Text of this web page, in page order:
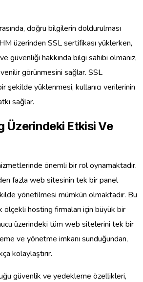
doğru bilgilerin doldurulması
üzerinden SSL sertifikası yüklerken,
güvenliği hakkında bilgi sahibi olmanız,
görünmesini sağlar. SSL
şekilde yüklenmesi, kullanıcı verilerinin
sağlar.
Üzerindeki Etkisi Ve
önemli bir rol oynamaktadır.
fazla web sitesinin tek bir panel
yönetilmesi mümkün olmaktadır. Bu
hosting firmaları için büyük bir
üzerindeki tüm web sitelerini tek bir
ve yönetme imkanı sunduğundan,
kolaylaştırır.
güvenlik ve yedekleme özellikleri,